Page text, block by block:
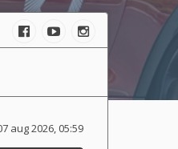
aug 2026, 05:59